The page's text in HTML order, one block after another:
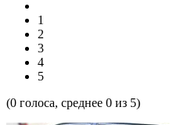
1
2
3
4
5
(0 голоса, среднее 0 из 5)